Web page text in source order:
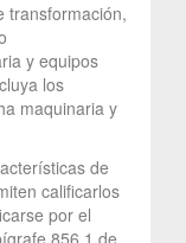
transformación,
y equipos
los
maquinaria y
de
calificarlos
por el
856.1 de